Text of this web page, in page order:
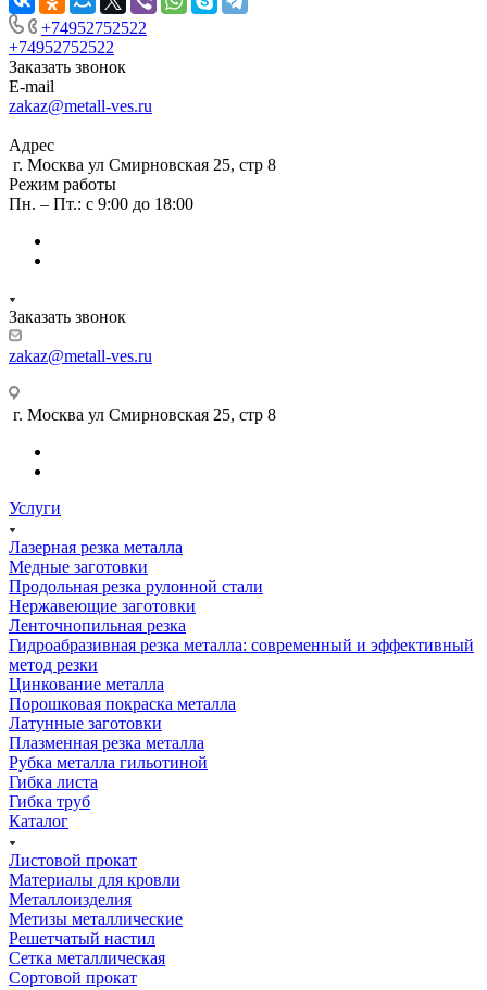
+74952752522
+74952752522
Заказать звонок
E-mail
zakaz@metall-ves.ru
Адрес
г. Москва ул Смирновская 25, стр 8
Режим работы
Пн. – Пт.: с 9:00 до 18:00
Заказать звонок
zakaz@metall-ves.ru
г. Москва ул Смирновская 25, стр 8
Услуги
Лазерная резка металла
Медные заготовки
Продольная резка рулонной стали
Нержавеющие заготовки
Ленточнопильная резка
Гидроабразивная резка металла: современный и эффективный
метод резки
Цинкование металла
Порошковая покраска металла
Латунные заготовки
Плазменная резка металла
Рубка металла гильотиной
Гибка листа
Гибка труб
Каталог
Листовой прокат
Материалы для кровли
Металлоизделия
Метизы металлические
Решетчатый настил
Сетка металлическая
Сортовой прокат